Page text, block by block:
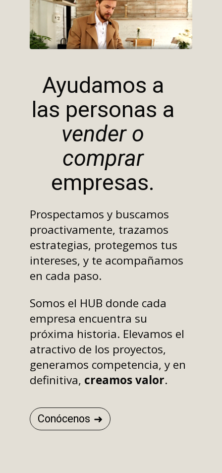
Ayudamos a
las personas a
vender o
comprar
empresas.
Prospectamos y buscamos
proactivamente, trazamos
estrategias, protegemos tus
intereses, y te acompañamos
en cada paso.
Somos el HUB donde cada
empresa encuentra su
próxima historia. Elevamos el
atractivo de los proyectos,
generamos competencia, y en
definitiva, creamos valor.
Conócenos